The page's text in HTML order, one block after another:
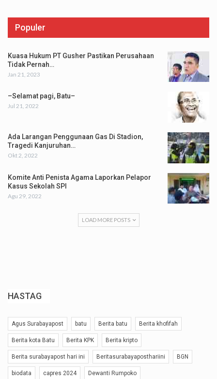
Populer
Kuasa Hukum PT Gusher Pastikan Perusahaan
Tidak Pernah…
Jan 21, 2023
–Selamat pagi, Batu–
Jul 21, 2022
Ada Larangan Penggunaan Gas Di Stadion,
Tragedi Kanjuruhan…
Okt 2, 2022
Komite Anti Penista Agama Laporkan Pelapor
Kasus Sekolah SPI
Agu 29, 2022
LOAD MORE POSTS
HASTAG
Agus Surabayapost batu Berita batu Berita khofifah
Berita kota Batu Berita KPK Berita kripto
Berita surabayapost hari ini Beritasurabayaposthariini BGN
biodata capres 2024 Dewanti Rumpoko